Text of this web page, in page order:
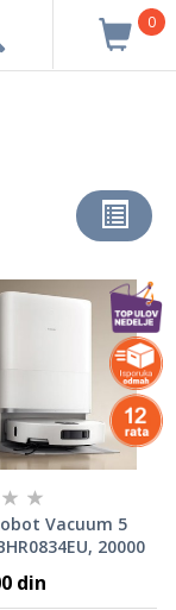
0
Vacuum 5
20000
din